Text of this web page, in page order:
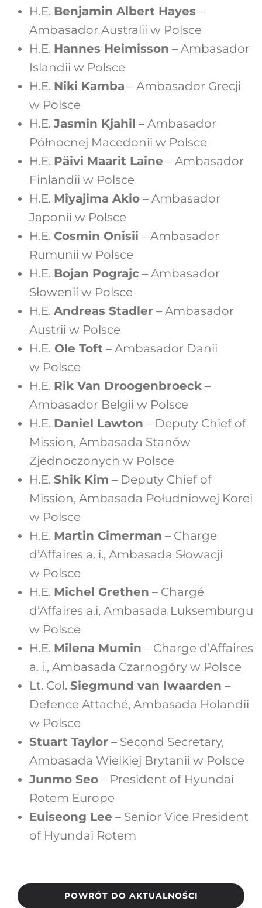
H.E. Benjamin Albert Hayes –
Ambasador Australii w Polsce
H.E. Hannes Heimisson – Ambasador
Islandii w Polsce
H.E. Niki Kamba – Ambasador Grecji
w Polsce
H.E. Jasmin Kjahil – Ambasador
Północnej Macedonii w Polsce
H.E. Päivi Maarit Laine – Ambasador
Finlandii w Polsce
H.E. Miyajima Akio– Ambasador
Japonii w Polsce
H.E. Cosmin Onisii – Ambasador
Rumunii w Polsce
H.E. Bojan Pograjc– Ambasador
Słowenii w Polsce
H.E. Andreas Stadler – Ambasador
Austrii w Polsce
H.E. Ole Toft – Ambasador Danii
w Polsce
H.E. Rik Van Droogenbroeck–
Ambasador Belgii w Polsce
H.E. Daniel Lawton – Deputy Chief of
Mission, Ambasada Stanów
Zjednoczonych w Polsce
H.E. Shik Kim – Deputy Chief of
Mission, Ambasada Południowej Korei
w Polsce
H.E. Martin Cimerman – Charge
d’Affaires a. i., Ambasada Słowacji
w Polsce
H.E. Michel Grethen – Chargé
d’Affaires a.i, Ambasada Luksemburgu
w Polsce
H.E. Milena Mumin – Charge d’Affaires
a. i., Ambasada Czarnogóry w Polsce
Lt. Col. Siegmund van Iwaarden –
Defence Attaché, Ambasada Holandii
w Polsce
Stuart Taylor – Second Secretary,
Ambasada Wielkiej Brytanii w Polsce
Junmo Seo– President of Hyundai
Rotem Europe
Euiseong Lee – Senior Vice President
of Hyundai Rotem
POWRÓT DO AKTUALNOŚCI